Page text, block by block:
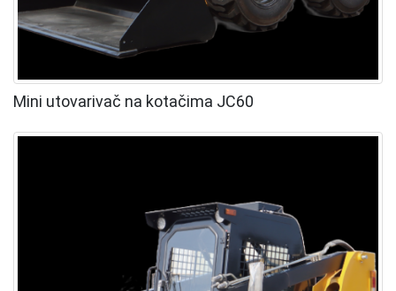
Mini utovarivač na kotačima JC60